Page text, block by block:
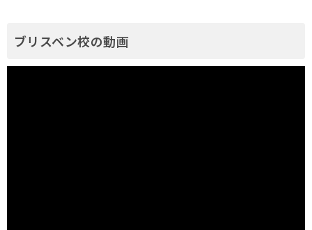
ブリスベン校の動画